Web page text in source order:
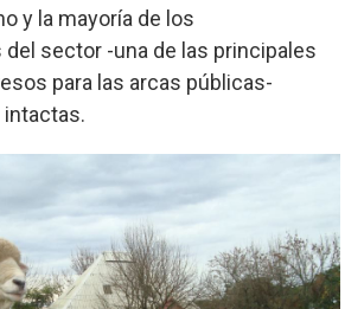
y la mayoría de los
sector -una de las principales
para las arcas públicas-